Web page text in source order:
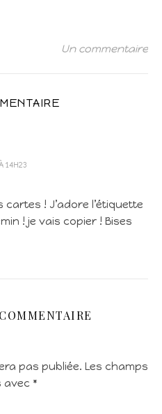
Un commentaire
14H23
cartes ! J’adore l’étiquette
! je vais copier ! Bises
pas publiée. Les champs
avec *